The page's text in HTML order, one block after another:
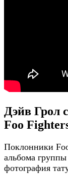
Дэйв Грол
Foo
Поклонники
альбома
фотография